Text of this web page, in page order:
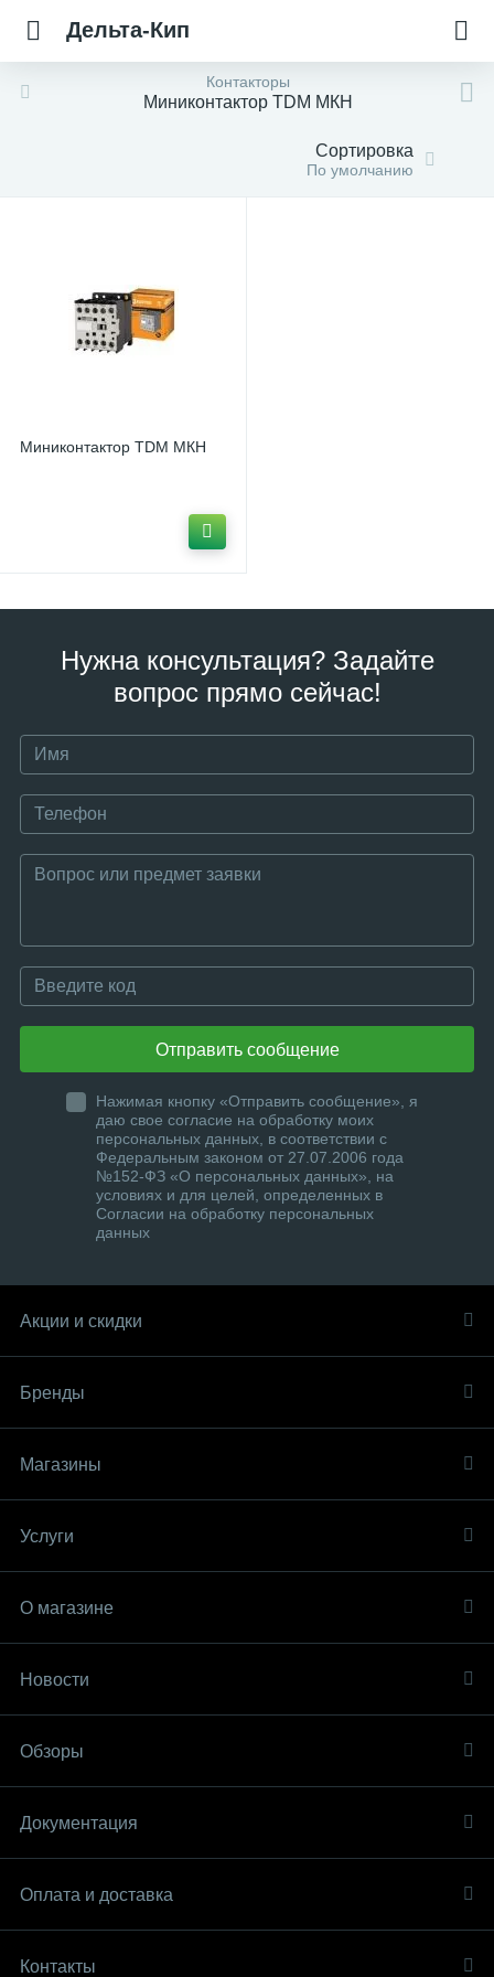
Дельта-Кип
Контакторы
Миниконтактор TDM МКН
Сортировка
По умолчанию
Миниконтактор TDM МКН
Нужна консультация? Задайте
вопрос прямо сейчас!
Отправить сообщение
Нажимая кнопку «Отправить сообщение», я
даю свое согласие на обработку моих
персональных данных, в соответствии с
Федеральным законом от 27.07.2006 года
№152-ФЗ «О персональных данных», на
условиях и для целей, определенных в
Согласии на обработку персональных
данных
Акции и скидки
Бренды
Магазины
Услуги
О магазине
Новости
Обзоры
Документация
Оплата и доставка
Контакты